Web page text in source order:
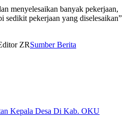
menyelesaikan banyak pekerjaan,
sedikit pekerjaan yang diselesaikan”
ZRSumber Berita
Kepala Desa Di Kab. OKU